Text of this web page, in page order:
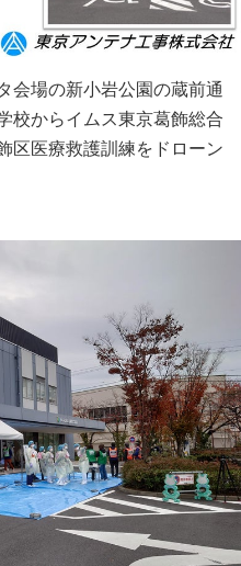
会場の新小岩公園の蔵前通
校からイムス東京葛飾総合
区医療救護訓練をドローン